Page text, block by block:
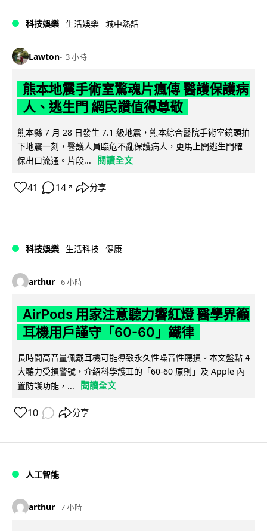
科技娛樂 生活娛樂 城中熱話
Lawton 3 小時
熊本地震手術室驚魂片瘋傳 醫護保護病
人、逃生門 網民讚值得尊敬
熊本縣 7 月 28 日發生 7.1 級地震，熊本綜合醫院手術室鏡頭拍
下地震一刻，醫護人員臨危不亂保護病人，更馬上開逃生門確
保出口流通。片段...
閱讀全文
41 14 ↗ 分享
科技娛樂 生活科技 健康
arthur 6 小時
AirPods 用家注意聽力響紅燈 醫學界籲
耳機用戶謹守「60-60」鐵律
長時間高音量佩戴耳機可能導致永久性噪音性聽損。本文盤點 4
大聽力受損警號，介紹科學護耳的「60-60 原則」及 Apple 內
置防護功能，...
閱讀全文
10 分享
人工智能
arthur 7 小時